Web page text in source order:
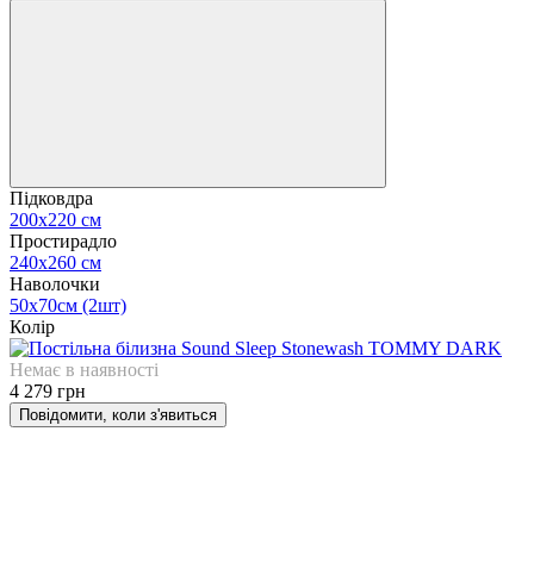
Підковдра
200х220 см
Простирадло
240х260 см
Наволочки
50х70см (2шт)
Колір
Немає в наявності
4 279 грн
Повідомити, коли з'явиться